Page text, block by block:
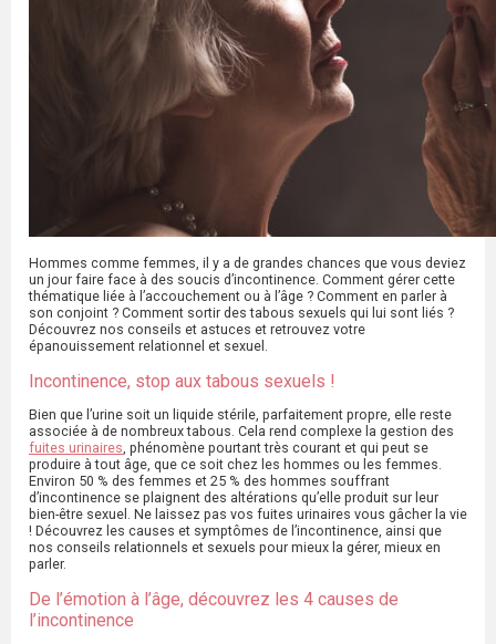
Hommes comme femmes, il y a de grandes chances que vous deviez
un jour faire face à des soucis d’incontinence. Comment gérer cette
thématique liée à l’accouchement ou à l’âge ? Comment en parler à
son conjoint ? Comment sortir des tabous sexuels qui lui sont liés ?
Découvrez nos conseils et astuces et retrouvez votre
épanouissement relationnel et sexuel.
Incontinence, stop aux tabous sexuels !
Bien que l’urine soit un liquide stérile, parfaitement propre, elle reste
associée à de nombreux tabous. Cela rend complexe la gestion des
fuites urinaires , phénomène pourtant très courant et qui peut se
produire à tout âge, que ce soit chez les hommes ou les femmes.
Environ 50 % des femmes et 25 % des hommes souffrant
d’incontinence se plaignent des altérations qu’elle produit sur leur
bien-être sexuel. Ne laissez pas vos fuites urinaires vous gâcher la vie
! Découvrez les causes et symptômes de l’incontinence, ainsi que
nos conseils relationnels et sexuels pour mieux la gérer, mieux en
parler.
De l’émotion à l’âge, découvrez les 4 causes de
l’incontinence